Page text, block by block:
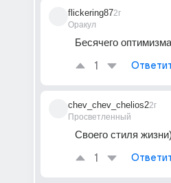
flickering87
Оракул
2г
Бесячего
1
chev_chev_chelios2
Просветленный
2г
Своего стиля
1